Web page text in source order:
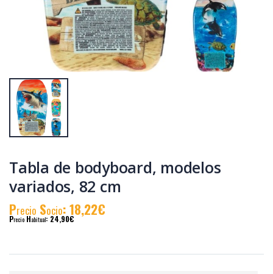
Tabla de bodyboard, modelos
variados, 82 cm
Precio Socio: 18,22€
Precio Habitual: 24,90€
surtidos
recioSocio: 12,68€
recio Habitual: 21,13€
68 mm
P ocio: 2,89€
P abitual: 9,45€